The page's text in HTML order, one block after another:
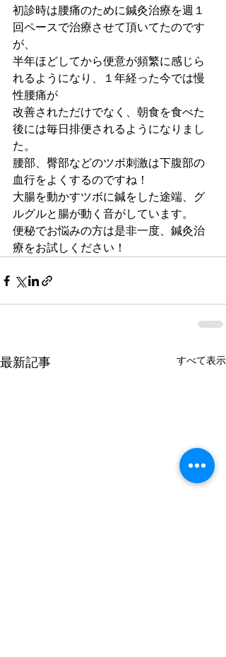
初診時は腰痛のために鍼灸治療を週１
回ペースで治療させて頂いてたのです
が、
半年ほどしてから便意が頻繁に感じら
れるようになり、１年経った今では慢
性腰痛が
改善されただけでなく、朝食を食べた
後には毎日排便されるようになりまし
た。
腰部、臀部などのツボ刺激は下腹部の
血行をよくするのですね！
大腸を動かすツボに鍼をした途端、グ
ルグルと腸が動く音がしています。
便秘でお悩みの方は是非一度、鍼灸治
療をお試しください！
最新記事 すべて表示